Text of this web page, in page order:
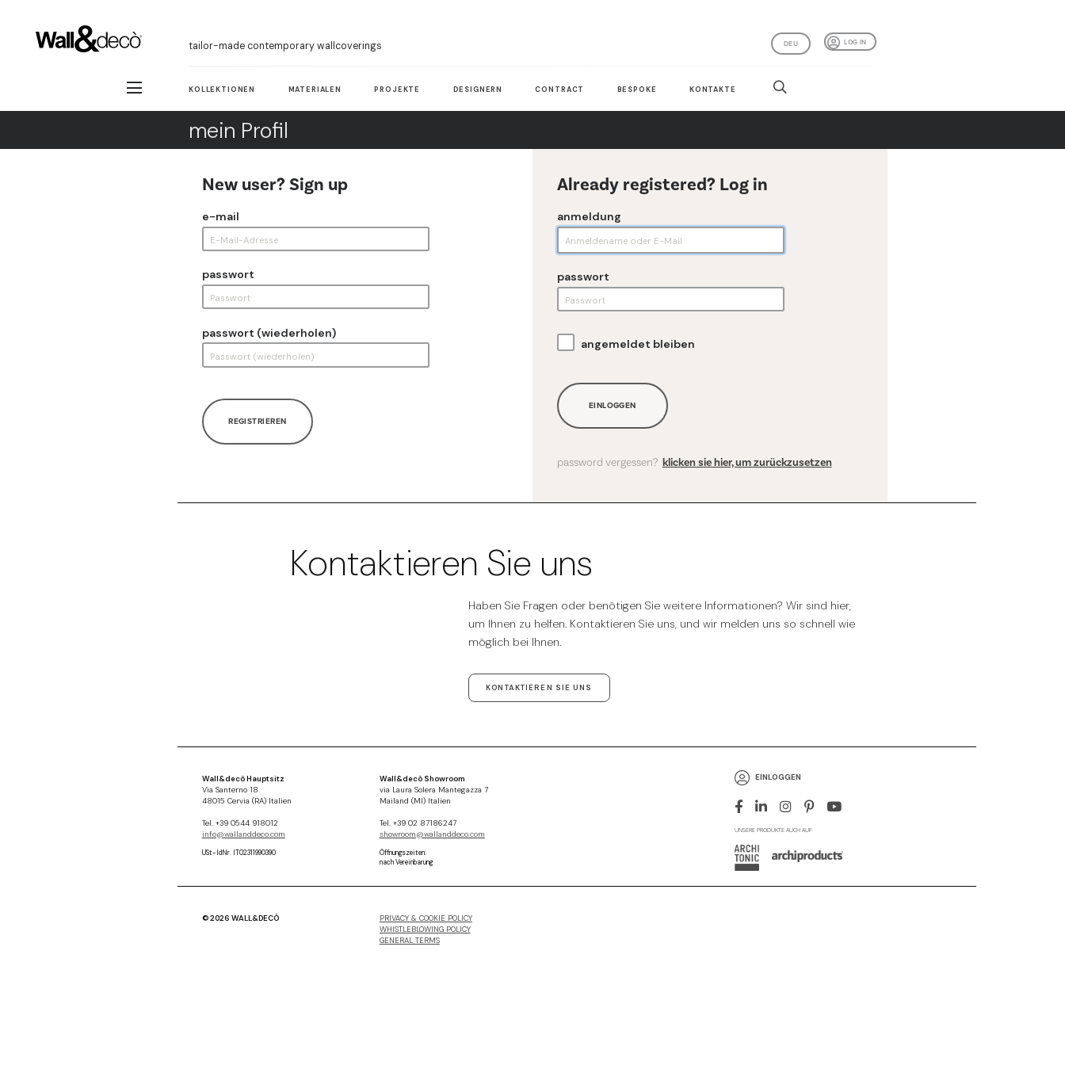
tailor-made contemporary wallcoverings LOG IN
DEU
KOLLEKTIONEN MATERIALEN PROJEKTE DESIGNERN CONTRACT BESPOKE KONTAKTE
mein Profil
New user? Sign up
e-mail
passwort
passwort (wiederholen)
REGISTRIEREN
Already registered? Log in
anmeldung
passwort
angemeldet bleiben
EINLOGGEN
password vergessen? klicken sie hier, um zurückzusetzen
Kontaktieren Sie uns
Haben Sie Fragen oder benötigen Sie weitere Informationen? Wir sind hier,
um Ihnen zu helfen. Kontaktieren Sie uns, und wir melden uns so schnell wie
möglich bei Ihnen.
KONTAKTIEREN SIE UNS
Wall&decò Hauptsitz
Via Santerno 18
48015 Cervia (RA) Italien
Tel. +39 0544 918012
info@wallanddeco.com
USt-IdNr. IT02311990390
Wall&decò Showroom
via Laura Solera Mantegazza 7
Mailand (MI) Italien
Tel. +39 02 87186247
showroom@wallanddeco.com
Öffnungszeiten:
nach Vereinbarung
EINLOGGEN
UNSERE PRODUKTE AUCH AUF
© 2026 WALL&DECÒ
PRIVACY & COOKIE POLICY
WHISTLEBLOWING POLICY
GENERAL TERMS